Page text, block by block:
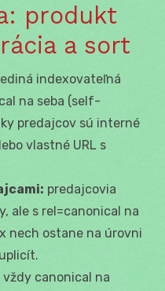
produkt
a sort
indexovateľná
na seba (self-
predajcov sú interné
vlastné URL s
predajcovia
ale s rel=canonical na
nech ostane na úrovni
vždy canonical na